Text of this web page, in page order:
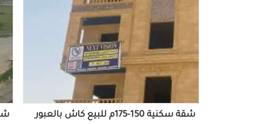
شقة سكنية 150-175م للبيع كاش بالعبور